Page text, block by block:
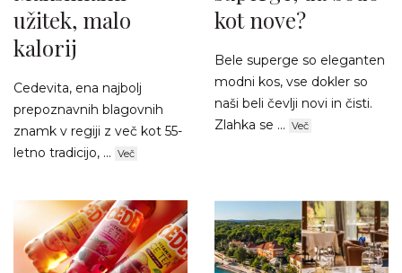
užitek, malo
kalorij
Cedevita, ena najbolj
prepoznavnih blagovnih
znamk v regiji z več kot 55-
letno tradicijo, ... Več
kot nove?
Bele superge so eleganten
modni kos, vse dokler so
naši beli čevlji novi in čisti.
Zlahka se ... Več